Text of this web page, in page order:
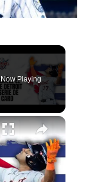
Now Playing